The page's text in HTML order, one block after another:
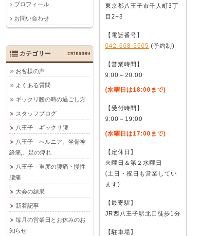
プロフィール
お問い合わせ
東京都八王子市千人町3丁
目2−3
【電話番号】
042-668-5605 (予約制)
【営業時間】
9:00～20:00
(水曜日は18:00まで)
【受付時間】
9:00～19:00
(水曜日は17:00まで)
【定休日】
火曜日＆第２水曜日
(土日・祝日も営業してい
ます)
【最寄駅】
JR西八王子駅北口徒歩1分
【駐車場】
カテゴリー CATEGORY
お客様の声
よくある質問
ギックリ腰の時の過ごし方
スタッフブログ
八王子 ギックリ腰
八王子 ヘルニア、坐骨神
経痛,、足の痺れ
八王子 重度の腰痛・慢性
腰痛
大会の結果
新着記事
毎月の営業日とお休みのお
知らせ